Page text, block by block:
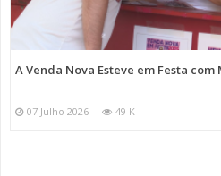
A Venda Nova Esteve em Festa
07 Julho 2026 49 K